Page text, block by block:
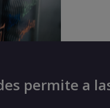
permite a